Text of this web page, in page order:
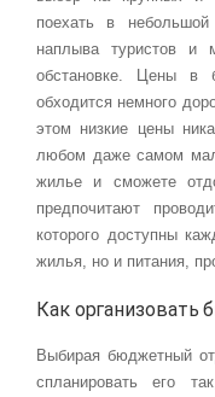
поехать в
наплыва туристов и
обстановке. Цены в
обходится немного
этом низкие цены
любом даже самом
жилье и сможете
предпочитают
которого доступны
жилья, но и питания,
Как
Выбирая бюджетный
спланировать его